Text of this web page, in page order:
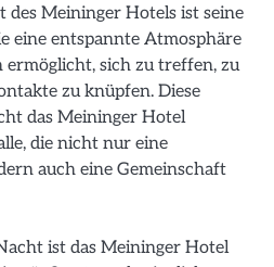
des Meininger Hotels ist seine
eine entspannte Atmosphäre
ermöglicht, sich zu treffen, zu
zu knüpfen. Diese
das Meininger Hotel
die nicht nur eine
auch eine Gemeinschaft
ist das Meininger Hotel